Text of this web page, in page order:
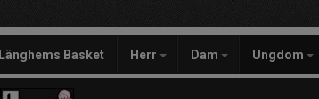
Länghems Basket Herr Dam Ungdom